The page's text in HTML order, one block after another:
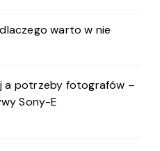
warto w nie
a potrzeby fotografów –
Sony-E